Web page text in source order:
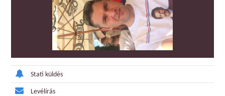
Stati küldés
Levélírás